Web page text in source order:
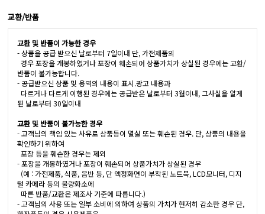
교환/반품
교환 및 반품이 가능한 경우
- 상품을 공급 받으신 날로부터 7일이내 단, 가전제품의
경우 포장을 개봉하였거나 포장이 훼손되어 상품가치가 상실된 경우에는 교환/
반품이 불가능합니다.
- 공급받으신 상품 및 용역의 내용이 표시.광고 내용과
다르거나 다르게 이행된 경우에는 공급받은 날로부터 3월이내, 그사실을 알게
된 날로부터 30일이내
교환 및 반품이 불가능한 경우
- 고객님의 책임 있는 사유로 상품등이 멸실 또는 훼손된 경우. 단, 상품의 내용을
확인하기 위하여
포장 등을 훼손한 경우는 제외
- 포장을 개봉하였거나 포장이 훼손되어 상품가치가 상실된 경우
(예 : 가전제품, 식품, 음반 등, 단 액정화면이 부착된 노트북, LCD모니터, 디지
털 카메라 등의 불량화소에
따른 반품/교환은 제조사 기준에 따릅니다.)
- 고객님의 사용 또는 일부 소비에 의하여 상품의 가치가 현저히 감소한 경우 단,